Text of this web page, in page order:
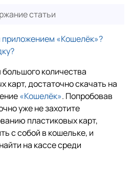
статьи
приложением «Кошелёк»?
количества
карт, достаточно скачать на
«Кошелёк». Попробовав
уже не захотите
пластиковых карт,
с собой в кошельке, и
на кассе среди